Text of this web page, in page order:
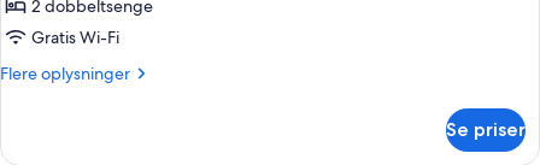
af
Historic
Two
2 dobbeltsenge
Gratis Wi-Fi
Flere oplysninger
Flere
Two
Se priser